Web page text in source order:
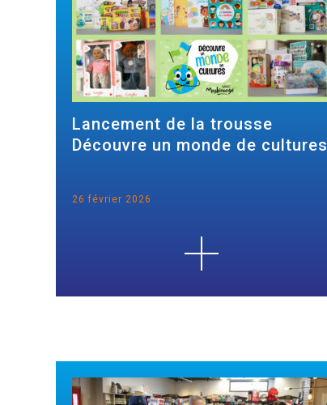
Lancement de la trousse
Découvre un monde de cultures
26 février 2026